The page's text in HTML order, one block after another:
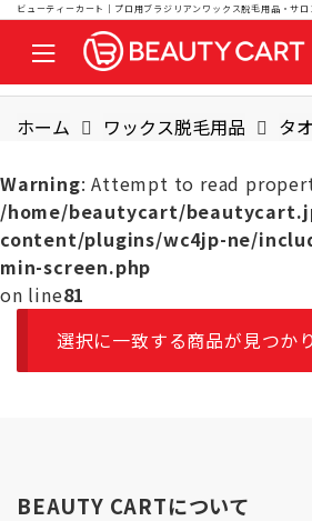
ビューティーカート｜プロ用ブラジリアンワックス脱毛用品・サ
i
o
n
a
v
i
g
i
o
c
o
n
t
e
ホーム ワックス脱毛用品 タ
Warning: Attempt to read
/home/beautycart/
content/plugins/wc4jp-ne/
min-screen.php
on line81
選択に一致する商品が見つか
BEAUTY CARTについて